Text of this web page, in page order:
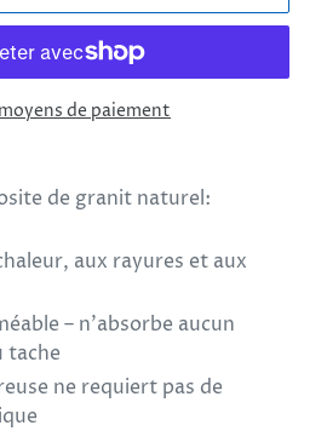
de paiement
de granit naturel:
aux rayures et aux
– n'absorbe aucun
tache
ne requiert pas de